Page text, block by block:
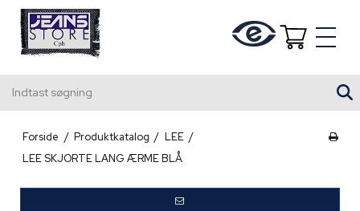
Forside / Produktkatalog / LEE /
LEE SKJORTE LANG ÆRME BLÅ